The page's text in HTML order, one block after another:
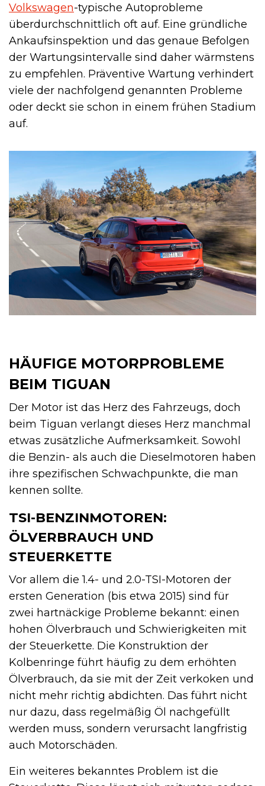
Volkswagen-typische Autoprobleme
überdurchschnittlich oft auf. Eine gründliche
Ankaufsinspektion und das genaue Befolgen
der Wartungsintervalle sind daher wärmstens
zu empfehlen. Präventive Wartung verhindert
viele der nachfolgend genannten Probleme
oder deckt sie schon in einem frühen Stadium
auf.
HÄUFIGE MOTORPROBLEME
BEIM TIGUAN
Der Motor ist das Herz des Fahrzeugs, doch
beim Tiguan verlangt dieses Herz manchmal
etwas zusätzliche Aufmerksamkeit. Sowohl
die Benzin- als auch die Dieselmotoren haben
ihre spezifischen Schwachpunkte, die man
kennen sollte.
TSI-BENZINMOTOREN:
ÖLVERBRAUCH UND
STEUERKETTE
Vor allem die 1.4- und 2.0-TSI-Motoren der
ersten Generation (bis etwa 2015) sind für
zwei hartnäckige Probleme bekannt: einen
hohen Ölverbrauch und Schwierigkeiten mit
der Steuerkette. Die Konstruktion der
Kolbenringe führt häufig zu dem erhöhten
Ölverbrauch, da sie mit der Zeit verkoken und
nicht mehr richtig abdichten. Das führt nicht
nur dazu, dass regelmäßig Öl nachgefüllt
werden muss, sondern verursacht langfristig
auch Motorschäden.
Ein weiteres bekanntes Problem ist die